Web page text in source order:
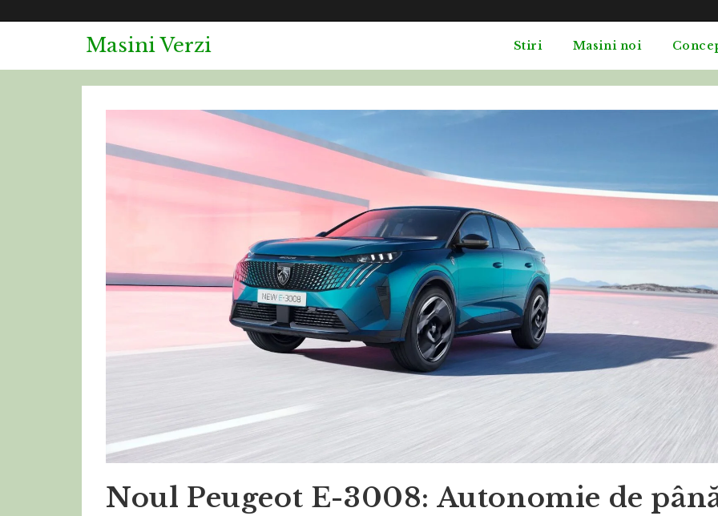
Masini Verzi Stiri Masini noi
Noul Peugeot E-3008: Autonomie de